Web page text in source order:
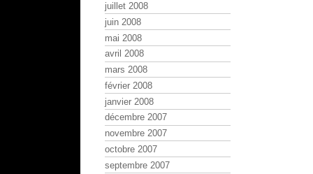
juillet 2008
juin 2008
mai 2008
avril 2008
mars 2008
février 2008
janvier 2008
décembre 2007
novembre 2007
octobre 2007
septembre 2007